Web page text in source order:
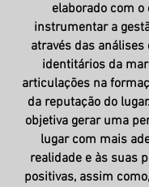
elaborado com o
instrumentar a
através das
identitários da
articulações na
da reputação do
objetiva gerar uma
lugar com mais
realidade e às suas
positivas, assim